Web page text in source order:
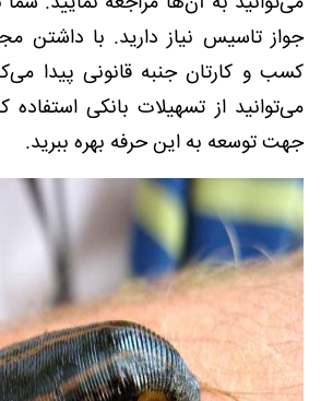
جواز تاسیس نیاز دارید. با داشتن
کسب و کارتان جنبه قانونی پیدا
می‌توانید از تسهیلات بانکی استفاده
جهت توسعه به این حرفه بهره ببرید.